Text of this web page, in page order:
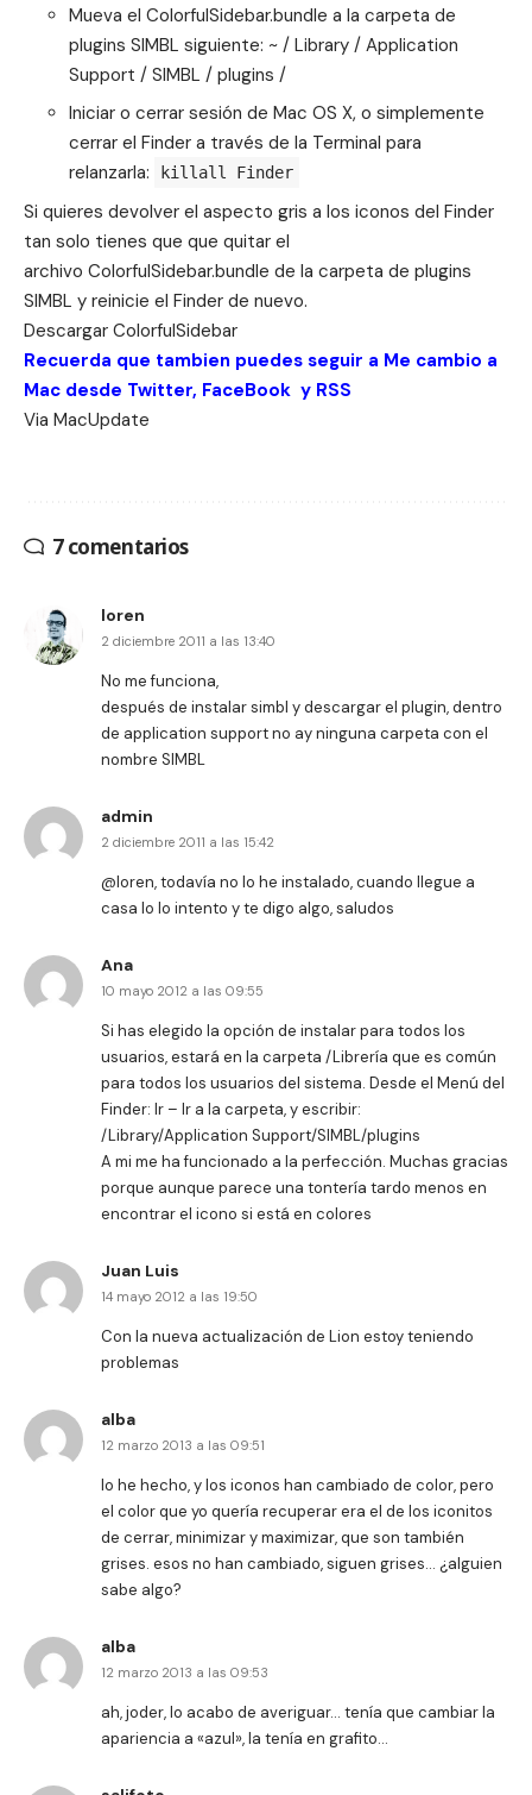
Mueva el ColorfulSidebar.bundle a la carpeta de
plugins SIMBL siguiente: ~ / Library / Application
Support / SIMBL / plugins /
Iniciar o cerrar sesión de Mac OS X, o simplemente
cerrar el Finder a través de la Terminal para
relanzarla:
killall Finder
Si quieres devolver el aspecto gris a los iconos del Finder
tan solo tienes que que quitar el
archivo ColorfulSidebar.bundle de la carpeta de plugins
SIMBL y reinicie el Finder de nuevo.
Descargar ColorfulSidebar
Recuerda que tambien puedes seguir a Me cambio a
Mac desde Twitter, FaceBook y RSS
Via MacUpdate
7 comentarios
loren
2 diciembre 2011 a las 13:40
No me funciona,
después de instalar simbl y descargar el plugin, dentro
de application support no ay ninguna carpeta con el
nombre SIMBL
admin
2 diciembre 2011 a las 15:42
@loren, todavía no lo he instalado, cuando llegue a
casa lo lo intento y te digo algo, saludos
Ana
10 mayo 2012 a las 09:55
Si has elegido la opción de instalar para todos los
usuarios, estará en la carpeta /Librería que es común
para todos los usuarios del sistema. Desde el Menú del
Finder: Ir – Ir a la carpeta, y escribir:
/Library/Application Support/SIMBL/plugins
A mi me ha funcionado a la perfección. Muchas gracias
porque aunque parece una tontería tardo menos en
encontrar el icono si está en colores
Juan Luis
14 mayo 2012 a las 19:50
Con la nueva actualización de Lion estoy teniendo
problemas
alba
12 marzo 2013 a las 09:51
lo he hecho, y los iconos han cambiado de color, pero
el color que yo quería recuperar era el de los iconitos
de cerrar, minimizar y maximizar, que son también
grises. esos no han cambiado, siguen grises… ¿alguien
sabe algo?
alba
12 marzo 2013 a las 09:53
ah, joder, lo acabo de averiguar… tenía que cambiar la
apariencia a «azul», la tenía en grafito…